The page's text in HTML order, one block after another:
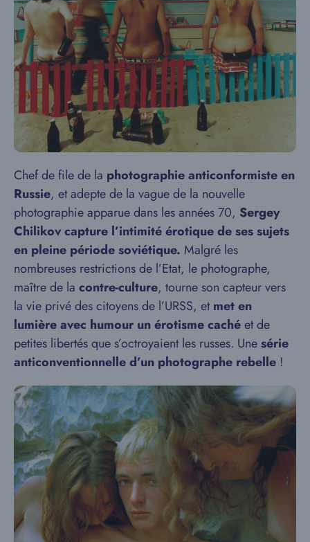
Chef de file de la photographie anticonformiste en
Russie, et adepte de la vague de la nouvelle
photographie apparue dans les années 70, Sergey
Chilikovcapture l’intimité érotique de ses sujets
en pleine période soviétique. Malgré les
nombreuses restrictions de l’Etat, le photographe,
maître de la contre-culture, tourne son capteur vers
la vie privé des citoyens de l’URSS, etmet en
lumière avec humour un érotisme cachéet de
petites libertés que s’octroyaient les russes. Unesérie
anticonventionnelle d’un photographe rebelle !